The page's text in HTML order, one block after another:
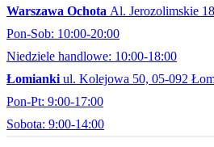
Warszawa Ochota Al. Jerozolimskie
Pon-Sob: 10:00-20:00
Niedziele handlowe: 10:00-18:00
Łomianki ul. Kolejowa 50, 05-092
Pon-Pt: 9:00-17:00
Sobota: 9:00-14:00